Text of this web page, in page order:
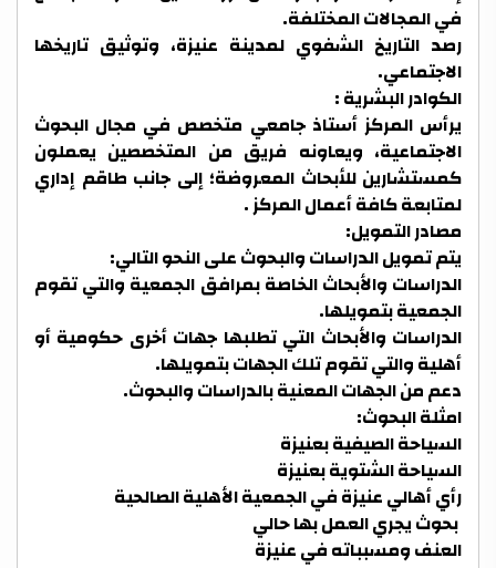
في المجالات المختلفة.
رصد التاريخ الشفوي لمدينة عنيزة، وتوثيق تاريخها
الاجتماعي.
الكوادر البشرية :
يرأس المركز أستاذ جامعي متخصص في مجال البحوث
الاجتماعية، ويعاونه فريق من المتخصصين يعملون
كمستشارين للأبحاث المعروضة؛ إلى جانب طاقم إداري
لمتابعة كافة أعمال المركز .
مصادر التمويل:
يتم تمويل الدراسات والبحوث على النحو التالي:
الدراسات والأبحاث الخاصة بمرافق الجمعية والتي تقوم
الجمعية بتمويلها.
الدراسات والأبحاث التي تطلبها جهات أخرى حكومية أو
أهلية والتي تقوم تلك الجهات بتمويلها.
دعم من الجهات المعنية بالدراسات والبحوث.
امثلة البحوث:
السياحة الصيفية بعنيزة
السياحة الشتوية بعنيزة
رأي أهالي عنيزة في الجمعية الأهلية الصالحية
بحوث يجري العمل بها حالي
العنف ومسبباته في عنيزة